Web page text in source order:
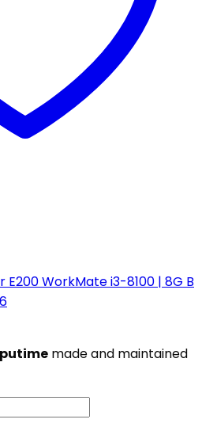
E200 WorkMate i3-8100 | 8G B
made and maintained